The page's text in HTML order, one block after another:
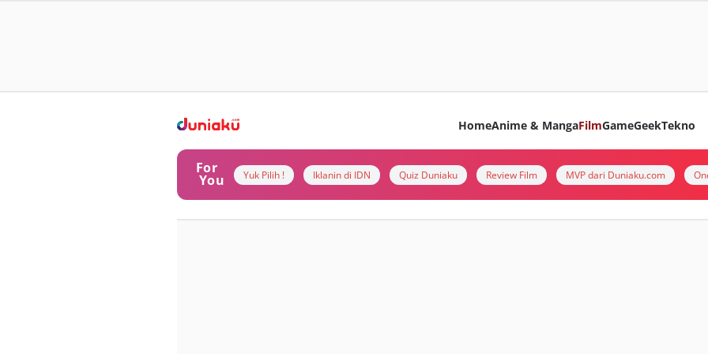
HomeAnime & MangaFilmGameGeekTekno
For
You Yuk Pilih ! Iklanin di IDN Quiz Duniaku Review Film MVP dari Duniaku.com